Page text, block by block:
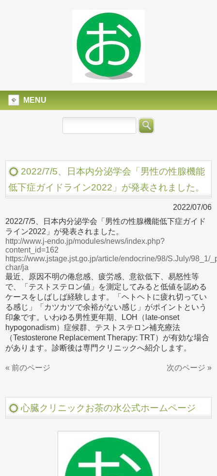
MENU
2022/7/5、日本内分泌学会「男性の性腺機能
低下症ガイドライン2022」が発表されました。
2022/07/06
2022/7/5、日本内分泌学会「男性の性腺機能低下症ガイド
ライン2022」が発表されました。
http://www.j-endo.jp/modules/news/index.php?
content_id=162
https://www.jstage.jst.go.jp/article/endocrine/98/S.July/98_1/
char/ja
最近、原因不明の倦怠感、疲労感、意欲低下、易怒性等
で、「テストステロン値」を測定してみると低値を認める
ケースをしばしば経験します。「ヘトヘトに疲れ切ってい
る感じ」「カツカツで余裕がない感じ」がポイントという
印象です。いわゆる男性更年期、LOH（late-onset
hypogonadism）症候群、テストステロン補充療法
（Testosterone Replacement Therapy: TRT）が有効な場合
があります。診断後は専門クリニックへ紹介します。
« 前のページ 次のページ »
心臓クリニックお茶の水公式ホームページ